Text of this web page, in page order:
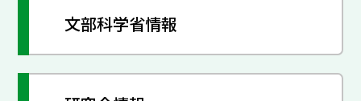
文部科学省情報